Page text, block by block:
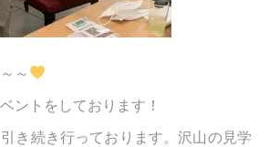
～
ントをしております！
き続き行っております。沢山の見学